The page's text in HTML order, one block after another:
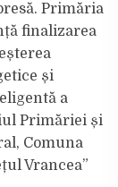
Primăria
finalizarea
și
a
Primăriei și
Comuna
Vrancea”